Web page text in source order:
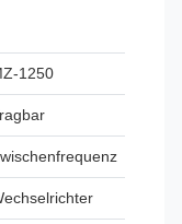
1250